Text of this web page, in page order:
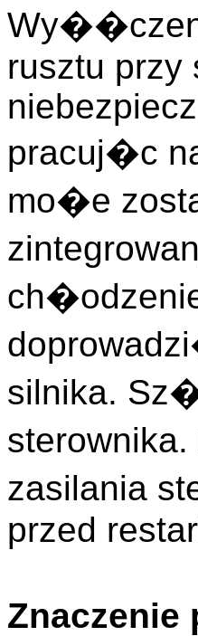
rusztu przy
pracuj�c
mo�e
silnika.
zasilania
przed